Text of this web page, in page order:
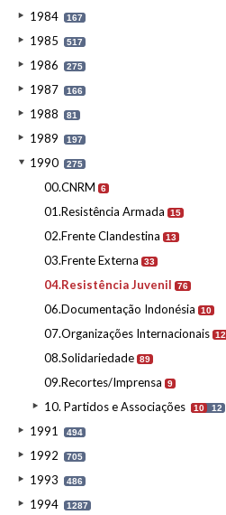
1984 167
1985 517
1986 275
1987 166
1988 81
1989 197
1990 275
00.CNRM 6
01.Resistência Armada 15
02.Frente Clandestina 13
03.Frente Externa 33
04.Resistência Juvenil 76
06.Documentação Indonésia 10
07.Organizações Internacionais 12
08.Solidariedade 89
09.Recortes/Imprensa 9
10. Partidos e Associações 10 12
1991 494
1992 705
1993 486
1994 1287